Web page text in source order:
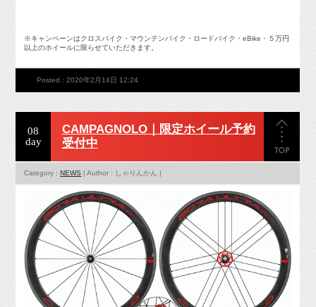
※キャンペーンはクロスバイク・マウンテンバイク・ロードバイク・eBike・５万円
以上のホイールに限らせていただきます。
Posted : 2020年2月14日 12:24
08
day
CAMPAGNOLO｜限定ホイール予約
受付中
Category :NEWS | Author : しゃりんかん |